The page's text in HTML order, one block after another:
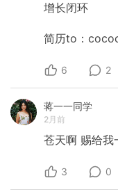
增长闭环
简历to：
6 2
蒋一一同学
2月前
苍天啊 赐给我
3 0